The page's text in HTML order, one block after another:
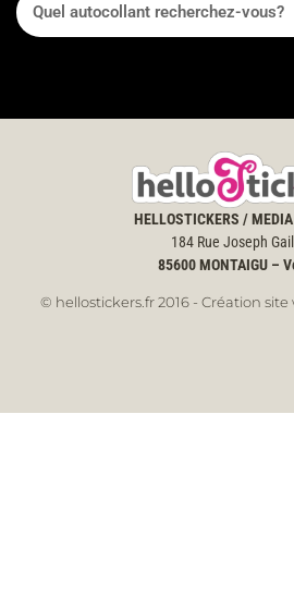
HELLOSTICKERS / MEDIA
184 Rue Joseph
85600MONTAIGU –
© hellostickers.fr 2016 - Création